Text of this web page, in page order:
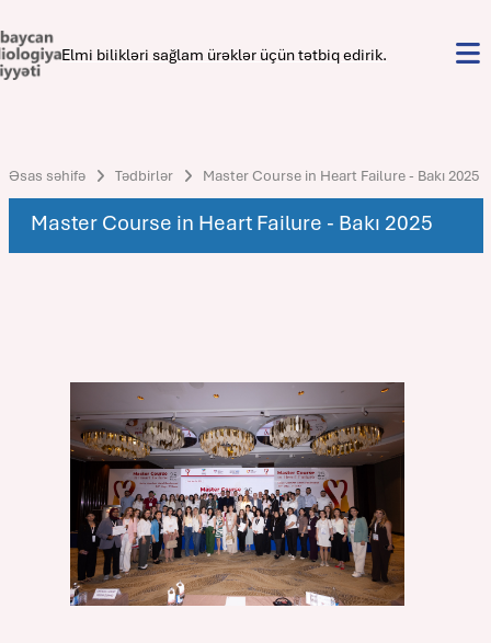
Elmi bilikləri sağlam ürəklər üçün tətbiq edirik.
Əsas səhifə Tədbirlər Master Course in Heart Failure - Bakı 2025
Master Course in Heart Failure - Bakı 2025